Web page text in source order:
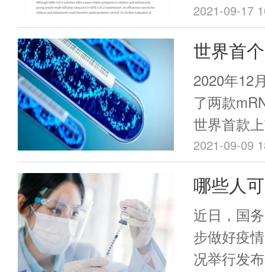
性良好的
苗后可引
疫反应。
2021-09-17
世界首
更易生
苗学的
2020年12
了两款
世界首款
键的是，
仅仅用了
一款疫苗
的研发时
2021-09-09
哪些人
家卫健
近日，国
步做好疫
况举行发